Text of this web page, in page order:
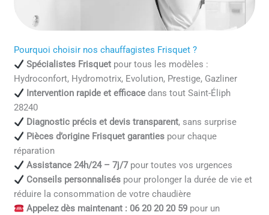
Pourquoi choisir nos chauffagistes Frisquet ?
Spécialistes Frisquetpour tous les modèles :
Hydroconfort, Hydromotrix, Evolution, Prestige, Gazliner
Intervention rapide et efficacedans tout Saint-Éliph
28240
Diagnostic précis et devis transparent, sans surprise
Pièces d’origine Frisquet garantiespour chaque
réparation
Assistance 24h/24 – 7j/7pour toutes vos urgences
Conseils personnaliséspour prolonger la durée de vie et
réduire la consommation de votre chaudière
Appelez dès maintenant : 06 20 20 20 59pour un